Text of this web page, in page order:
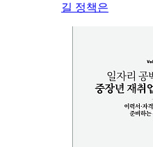
길 정책은